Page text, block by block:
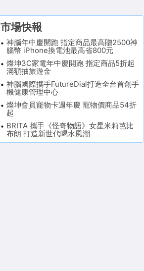
市場快報
神腦年中慶開跑 指定商品最高贈2500神
腦幣 iPhone換電池最高省800元
燦坤3C家電年中慶開跑 指定商品5折起
滿額抽旅遊金
神腦國際攜手FutureDial打造全台首創手
機健康管理中心
燦坤會員寵物卡週年慶 寵物價商品54折
起
BRITA 攜手《怪奇物語》女星米莉芭比
布朗 打造新世代喝水風潮